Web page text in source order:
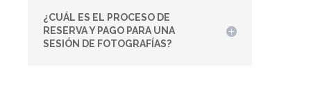
¿CUÁL ES EL PROCESO DE
RESERVA Y PAGO PARA UNA
SESIÓN DE FOTOGRAFÍAS?